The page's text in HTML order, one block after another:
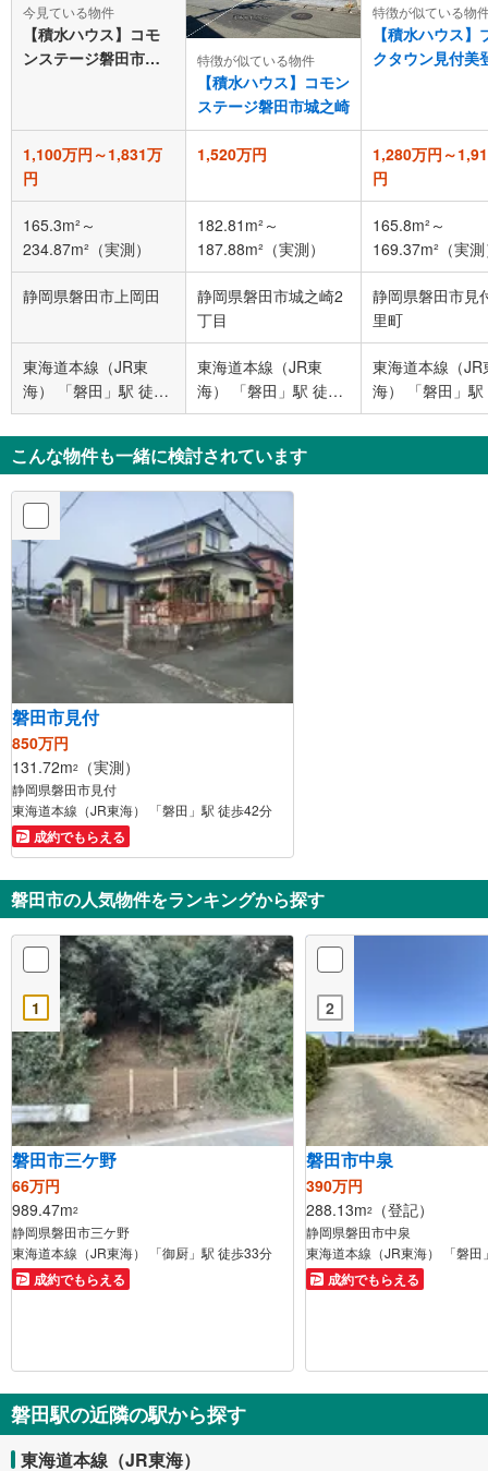
今見ている物件
【積水ハウス】コモ
ンステージ磐田市上
特徴が似ている物件
【積水ハウス】コモン
ステージ磐田市城之崎
特徴が似ている物
【積水ハウス】
クタウン見付美
1,100万円～1,831万
円
1,520万円
1,280万円～
円
165.3m²～
234.87m²（実測）
182.81m²～
187.88m²（実測）
165.8m²～
169.37m²（実
静岡県磐田市上岡田
静岡県磐田市城之崎2
丁目
静岡県磐田市見
里町
東海道本線（JR東
海） 「磐田」駅 徒歩
26分
東海道本線（JR東
海） 「磐田」駅 徒歩
22分
東海道本線（JR
海） 「磐田」駅
14分 遠鉄スト
店 バス停下車
こんな物件も一緒に検討されています
磐田市見付
850万円
131.72m2 （実測）
静岡県磐田市見付
東海道本線（JR東海） 「磐田」駅 徒歩42分
成約でもらえる
磐田市の人気物件をランキングから探す
1
磐田市三ケ野
66万円
989.47m2
静岡県磐田市三ケ野
東海道本線（JR東海） 「御厨」駅 徒歩33分
成約でもらえる
2
磐田市中泉
390万円
288.13m2 （登記）
静岡県磐田市中泉
東海道本線（JR東海） 「磐田
成約でもらえる
磐田駅の近隣の駅から探す
東海道本線（JR東海）